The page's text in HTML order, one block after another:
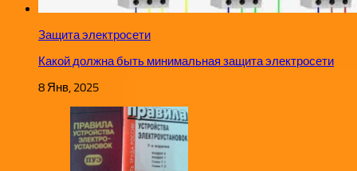
Защита электросети
Какой должна быть минимальная защита электросети
8 Янв, 2025